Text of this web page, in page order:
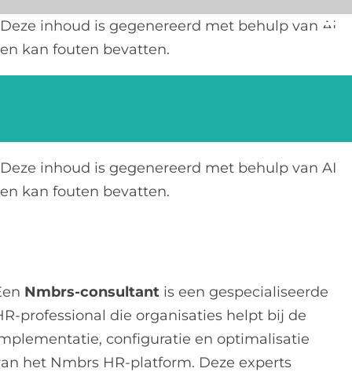
Ga
naar
inhoud
Deze inhoud is gegenereerd met behulp van AI
en kan fouten bevatten.
Deze inhoud is gegenereerd met behulp van AI
en kan fouten bevatten.
Nmbrs-consultant is een gespecialiseerde
professional die organisaties helpt bij de
configuratie en optimalisatie
het Nmbrs HR-platform. Deze experts